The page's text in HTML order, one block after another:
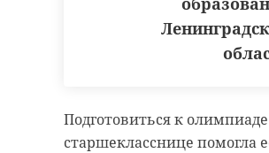
Подготовиться к олимпиаде
старшекласснице помогла
Атмосферное давление
Фото: Анастасия Илюшина /
47channel